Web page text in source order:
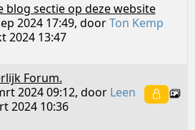
blog sectie op deze website
2024 17:49, doorTon Kemp
2024 13:47
Forum.
2024 09:12, door Leen
2024 10:36